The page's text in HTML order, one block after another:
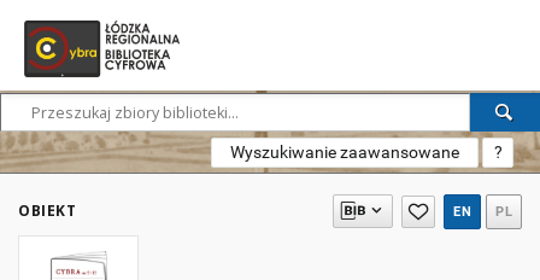
Wyszukiwanie zaawansowane ?
OBIEKT EN PL